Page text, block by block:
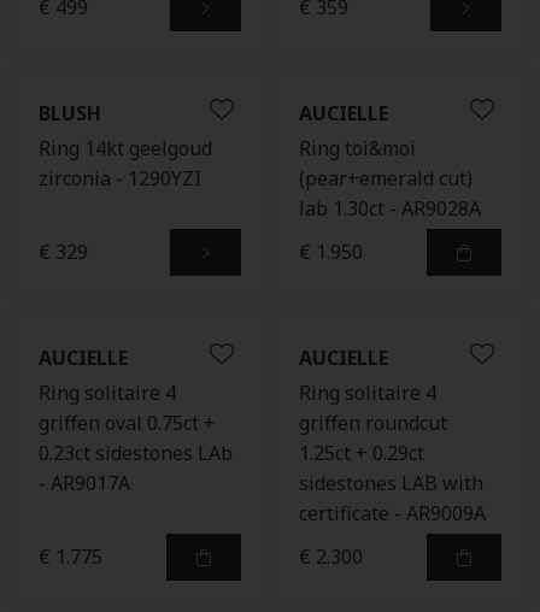
€ 499 € 359
BLUSH
Ring 14kt geelgoud
zirconia - 1290YZI
€ 329
AUCIELLE
Ring toi&moi
(pear+emerald cut)
lab 1.30ct - AR9028A
€ 1.950
AUCIELLE
Ring solitaire 4
griffen oval 0.75ct +
0.23ct sidestones LAb
- AR9017A
€ 1.775
AUCIELLE
Ring solitaire 4
griffen roundcut
1.25ct + 0.29ct
sidestones LAB with
certificate - AR9009A
€ 2.300